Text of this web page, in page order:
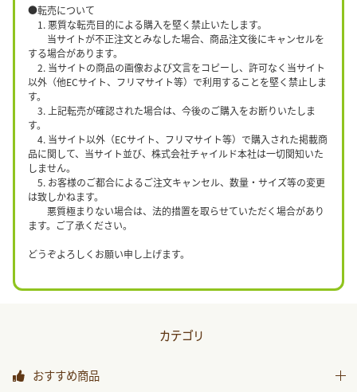
●転売について
1. 悪質な転売目的による購入を堅く禁止いたします。
当サイトが不正注文とみなした場合、商品注文後にキャンセルを
する場合があります。
2. 当サイトの商品の画像および文言をコピーし、許可なく当サイト
以外（他ECサイト、フリマサイト等）で利用することを堅く禁止しま
す。
3. 上記転売が確認された場合は、今後のご購入をお断りいたしま
す。
4. 当サイト以外（ECサイト、フリマサイト等）で購入された掲載商
品に関して、当サイト並び、株式会社チャイルド本社は一切関知いた
しません。
5. お客様のご都合によるご注文キャンセル、数量・サイズ等の変更
は致しかねます。
悪質極まりない場合は、法的措置を取らせていただく場合があり
ます。ご了承ください。
どうぞよろしくお願い申し上げます。
カテゴリ
おすすめ商品